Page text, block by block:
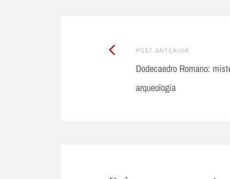
Post
navigation
POST ANTERIOR
Anterior:
Dodecaedro Romano:
arqueologia